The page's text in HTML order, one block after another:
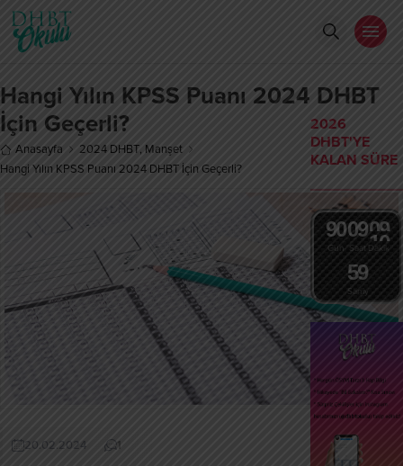
Hangi Yılın KPSS Puanı 2024 DHBT
İçin Geçerli?
Anasayfa 2024 DHBT, Manşet
Hangi Yılın KPSS Puanı 2024 DHBT İçin Geçerli?
20.02.2024 1
2026
DHBT'YE
KALAN SÜRE
Gün
90
Saat
09
Dakika
0
1
9
0
Saniye
59